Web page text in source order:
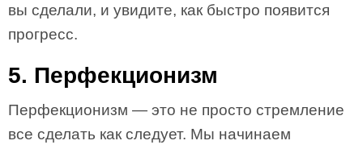
вы сделали, и увидите, как быстро появится
прогресс.
5. Перфекционизм
Перфекционизм — это не просто стремление
все сделать как следует. Мы начинаем